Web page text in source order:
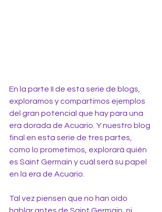
En la parte II de esta serie de blogs,
exploramos y compartimos ejemplos
del gran potencial que hay para una
era dorada de Acuario. Y nuestro blog
final en esta serie de tres partes,
como lo prometimos, explorará quién
es Saint Germain y cuál será su papel
en la era de Acuario.
Tal vez piensen que no han oído